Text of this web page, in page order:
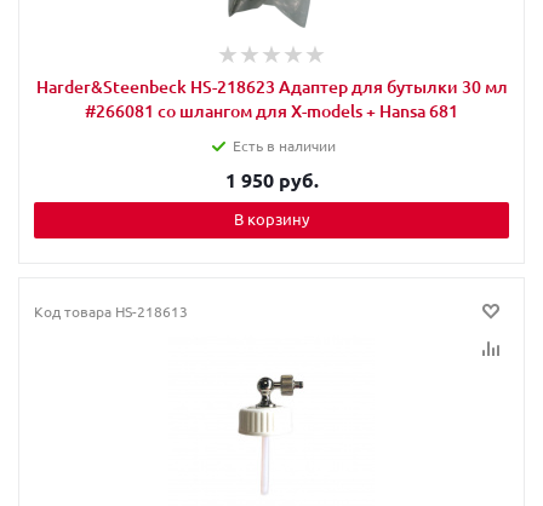
Harder&Steenbeck HS-218623 Адаптер для бутылки 30 мл
#266081 со шлангом для X-models + Hansa 681
Есть в наличии
1 950 руб.
В корзину
Код товара HS-218613